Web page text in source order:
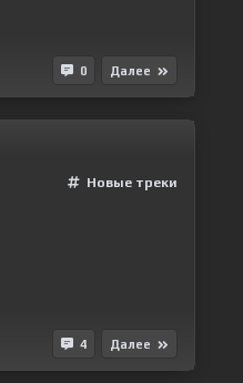
0 Далее
Новые треки
4 Далее